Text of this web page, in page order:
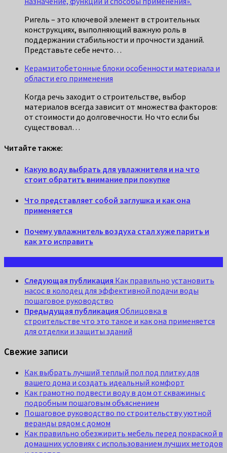
Ригель – это ключевой элемент в строительных
конструкциях, выполняющий важную роль в
поддержании стабильности и прочности зданий.
Представьте себе нечто…
Керамзитобетонные блоки особенности материала и
области его применения
Когда речь заходит о строительстве, выбор
материалов всегда зависит от множества факторов:
от стоимости до долговечности. Но что если бы
существовал…
Читайте также:
Какую воду выбрать для увлажнителя и на что
стоит обратить внимание при покупке
Что представляет собой заглушка и как она
применяется
Почему увлажнитель воздуха стал хуже парить и
как это исправить
Следующая публикация Как правильно установить
насос в колодец для эффективной подачи воды
пошаговое руководство
Предыдущая публикация Облицовка в
строительстве что это такое и как она применяется
для отделки и защиты зданий
Свежие записи
Как выбрать лучший теплый пол под плитку для
вашего дома и создать идеальный комфорт
Как грамотно подвести воду в дом от скважины с
подробным пошаговым объяснением
Пошаговое руководство по строительству уютной
веранды рядом с домом
Как правильно обезжирить мебель перед покраской в
домашних условиях с использованием лучших методов